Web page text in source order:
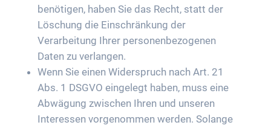
benötigen, haben Sie das Recht, statt der
Löschung die Einschränkung der
Verarbeitung Ihrer personenbezogenen
Daten zu verlangen.
Wenn Sie einen Widerspruch nach Art. 21
Abs. 1 DSGVO eingelegt haben, muss eine
Abwägung zwischen Ihren und unseren
Interessen vorgenommen werden. Solange